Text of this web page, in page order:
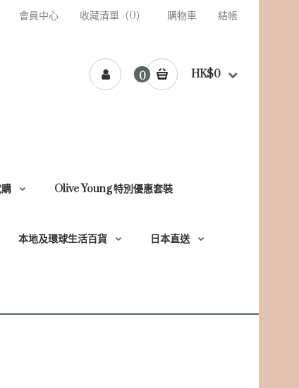
會員中心 收藏清單（0） 購物車 結帳
0 HK$0
Olive Young 特別優惠套裝
本地及環球生活百貨 日本直送